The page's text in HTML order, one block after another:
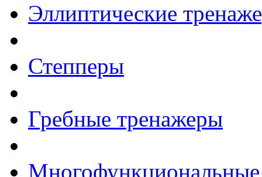
Эллиптические
Степперы
Гребные тренажеры